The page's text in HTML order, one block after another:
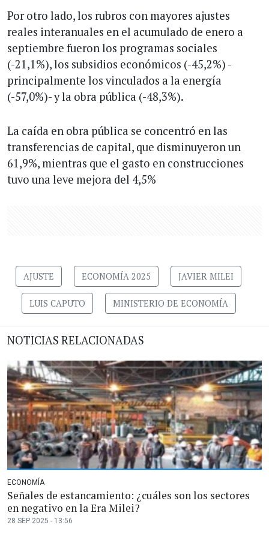
Por otro lado, los rubros con mayores ajustes
reales interanuales en el acumulado de enero a
septiembre fueron los programas sociales
(-21,1%), los subsidios económicos (-45,2%) -
principalmente los vinculados a la energía
(-57,0%)- y la obra pública (-48,3%).
La caída en obra pública se concentró en las
transferencias de capital, que disminuyeron un
61,9%, mientras que el gasto en construcciones
tuvo una leve mejora del 4,5%
AJUSTE ECONOMÍA 2025 JAVIER MILEI
LUIS CAPUTO MINISTERIO DE ECONOMÍA
NOTICIAS RELACIONADAS
ECONOMÍA
Señales de estancamiento: ¿cuáles son los sectores
en negativo en la Era Milei?
28 SEP 2025 - 13:56